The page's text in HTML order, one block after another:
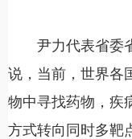
尹力代表省委省
说，当前，世界各
物中寻找药物，疾
方式转向同时多靶